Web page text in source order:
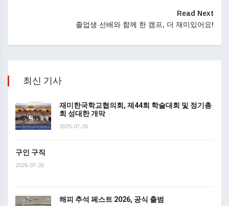
Read Next
졸업생 선배와 함께 한 캠프, 더 재미있어요!
최신 기사
재미한국학교협의회, 제44회 학술대회 및 정기총
회 성대한 개막
2026-07-26
구인 구직
2026-07-26
해피 추석 페스트 2026, 공식 출범